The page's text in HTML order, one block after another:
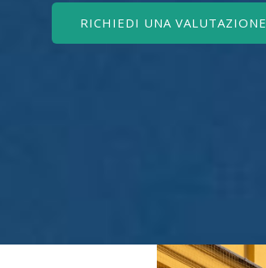
RICHIEDI UNA VALUTAZIONE